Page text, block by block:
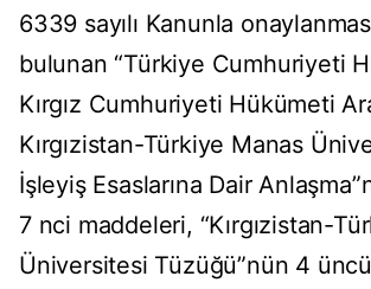
6339 sayılı Kanunla
bulunan “Türkiye Cumhuriyeti
Kırgız Cumhuriyeti Hükümeti
Kırgızistan-Türkiye Manas
İşleyiş Esaslarına Dair
7 nci maddeleri, “Kırgızistan-
Üniversitesi Tüzüğü”nün 4